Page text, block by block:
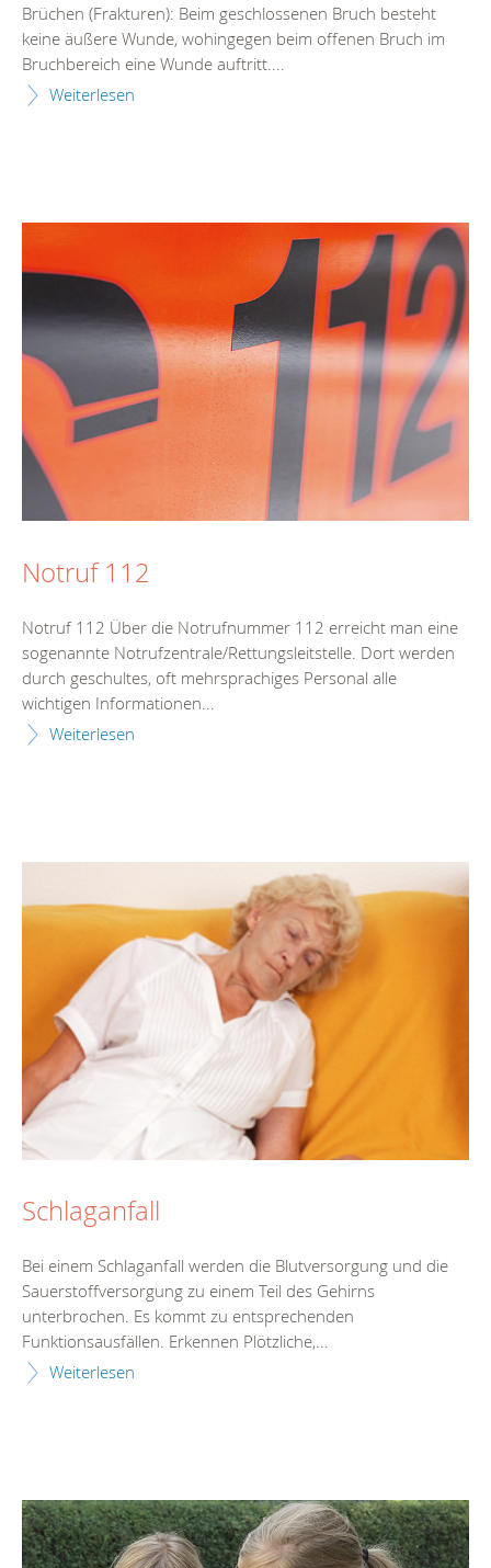
Brüchen (Frakturen): Beim geschlossenen Bruch besteht
keine äußere Wunde, wohingegen beim offenen Bruch im
Bruchbereich eine Wunde auftritt....
Weiterlesen
Notruf 112
Notruf 112 Über die Notrufnummer 112 erreicht man eine
sogenannte Notrufzentrale/Rettungsleitstelle. Dort werden
durch geschultes, oft mehrsprachiges Personal alle
wichtigen Informationen...
Weiterlesen
Schlaganfall
Bei einem Schlaganfall werden die Blutversorgung und die
Sauerstoffversorgung zu einem Teil des Gehirns
unterbrochen. Es kommt zu entsprechenden
Funktionsausfällen. Erkennen Plötzliche,...
Weiterlesen